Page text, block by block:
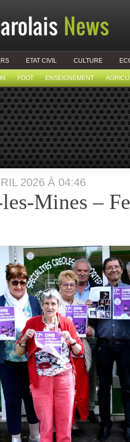
ETAT CIVIL CULTURE
FOOT ENSEIGNEMENT
2026 À 04:46
Mines –